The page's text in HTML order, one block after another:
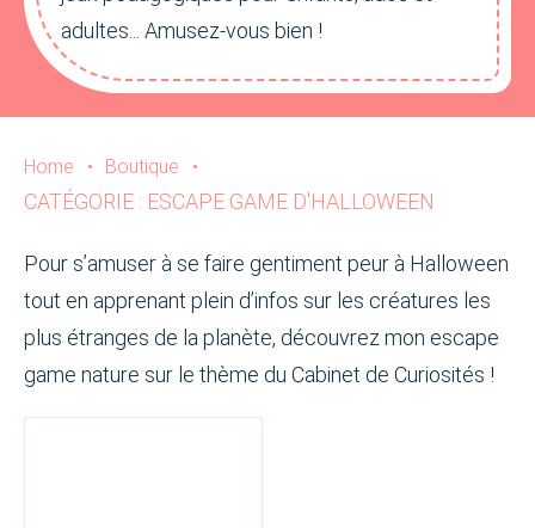
adultes... Amusez-vous bien !
Home • Boutique •
CATÉGORIE : ESCAPE GAME D'HALLOWEEN
Pour s’amuser à se faire gentiment peur à Halloween
tout en apprenant plein d’infos sur les créatures les
plus étranges de la planète, découvrez mon escape
game nature sur le thème du Cabinet de Curiosités !